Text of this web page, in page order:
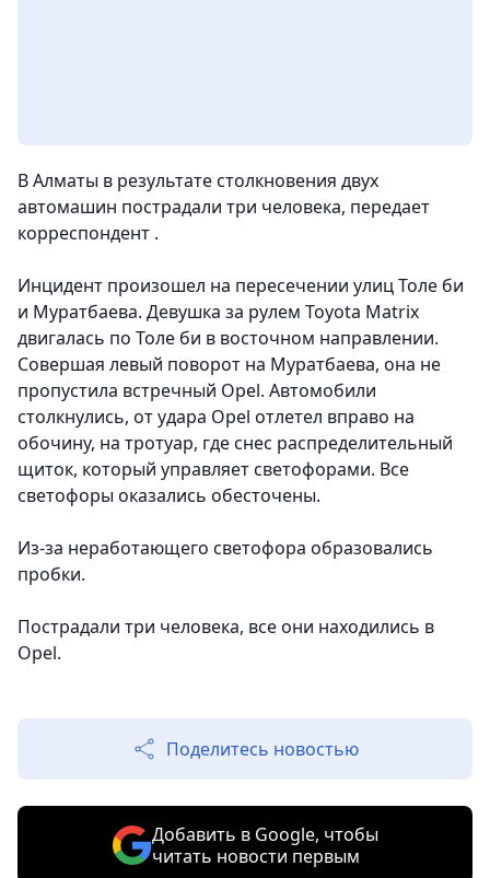
В Алматы в результате столкновения двух
автомашин пострадали три человека, передает
корреспондент .
Инцидент произошел на пересечении улиц Толе би
и Муратбаева. Девушка за рулем Toyota Matrix
двигалась по Толе би в восточном направлении.
Совершая левый поворот на Муратбаева, она не
пропустила встречный Opel. Автомобили
столкнулись, от удара Opel отлетел вправо на
обочину, на тротуар, где снес распределительный
щиток, который управляет светофорами. Все
светофоры оказались обесточены.
Из-за неработающего светофора образовались
пробки.
Пострадали три человека, все они находились в
Opel.
Поделитесь новостью
Добавить в Google, чтобы
читать новости первым